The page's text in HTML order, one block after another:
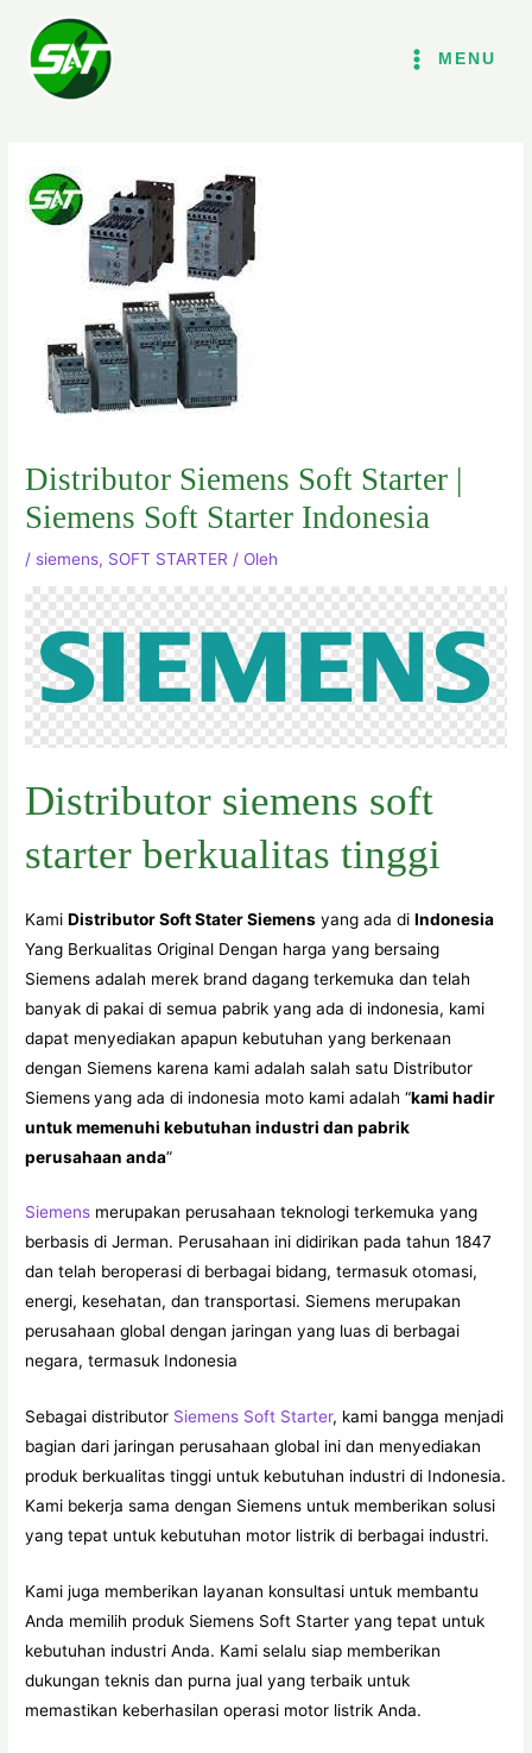
konten
MENU
Distributor Siemens Soft Starter |
Siemens Soft Starter Indonesia
/ siemens, SOFT STARTER / Oleh
Distributor siemens soft
starter berkualitas tinggi
KamiDistributor Soft Stater Siemens yang ada diIndonesia
Yang Berkualitas Original Dengan harga yang bersaing
Siemens adalah merek brand dagang terkemuka dan telah
banyak di pakai di semua pabrik yang ada di indonesia, kami
dapat menyediakan apapun kebutuhan yang berkenaan
dengan Siemens karena kami adalah salah satu Distributor
Siemensyang ada di indonesia moto kami adalah “kami hadir
untuk memenuhi kebutuhan industri dan pabrik
perusahaan anda”
Siemens merupakan perusahaan teknologi terkemuka yang
berbasis di Jerman. Perusahaan ini didirikan pada tahun 1847
dan telah beroperasi di berbagai bidang, termasuk otomasi,
energi, kesehatan, dan transportasi. Siemens merupakan
perusahaan global dengan jaringan yang luas di berbagai
negara, termasuk Indonesia
Sebagai distributor Siemens Soft Starter, kami bangga menjadi
bagian dari jaringan perusahaan global ini dan menyediakan
produk berkualitas tinggi untuk kebutuhan industri di Indonesia.
Kami bekerja sama dengan Siemens untuk memberikan solusi
yang tepat untuk kebutuhan motor listrik di berbagai industri.
Kami juga memberikan layanan konsultasi untuk membantu
Anda memilih produk Siemens Soft Starter yang tepat untuk
kebutuhan industri Anda. Kami selalu siap memberikan
dukungan teknis dan purna jual yang terbaik untuk
memastikan keberhasilan operasi motor listrik Anda.